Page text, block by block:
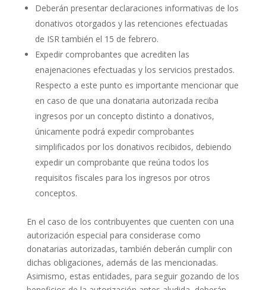
Deberán presentar declaraciones informativas de los
donativos otorgados y las retenciones efectuadas
de ISR también el 15 de febrero.
Expedir comprobantes que acrediten las
enajenaciones efectuadas y los servicios prestados.
Respecto a este punto es importante mencionar que
en caso de que una donataria autorizada reciba
ingresos por un concepto distinto a donativos,
únicamente podrá expedir comprobantes
simplificados por los donativos recibidos, debiendo
expedir un comprobante que reúna todos los
requisitos fiscales para los ingresos por otros
conceptos.
En el caso de los contribuyentes que cuenten con una
autorización especial para considerase como
donatarias autorizadas, también deberán cumplir con
dichas obligaciones, además de las mencionadas.
Asimismo, estas entidades, para seguir gozando de los